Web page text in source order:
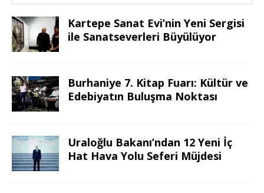
Kartepe Sanat Evi’nin Yeni Sergisi
ile Sanatseverleri Büyülüyor
Burhaniye 7. Kitap Fuarı: Kültür ve
Edebiyatın Buluşma Noktası
Uraloğlu Bakanı’ndan 12 Yeni İç
Hat Hava Yolu Seferi Müjdesi